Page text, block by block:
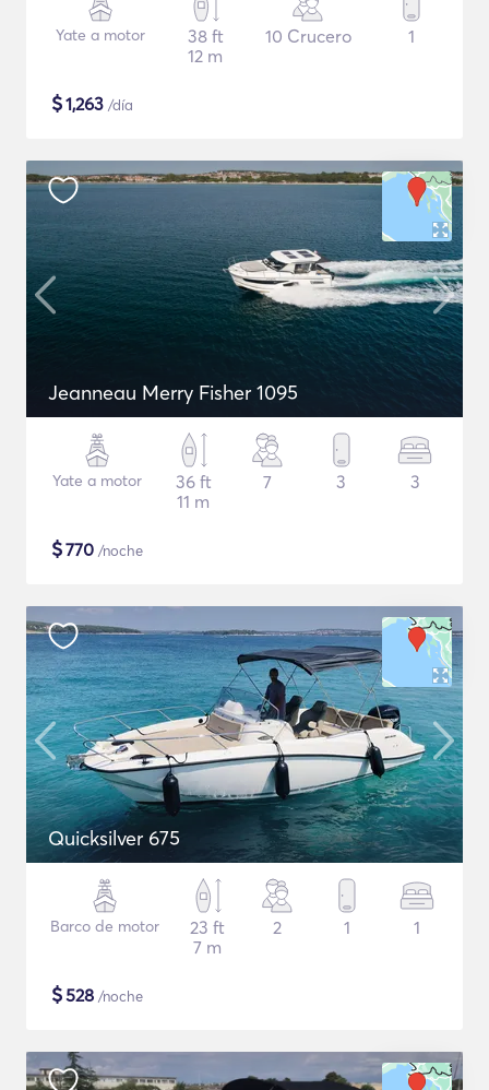
Yate a motor
38 ft
12 m
10 Crucero 1
$1,263 /día
Jeanneau Merry Fisher 1095
Yate a motor
36 ft
11 m
7 3 3
$770 /noche
Quicksilver 675
Barco de motor
23 ft
7 m
2 1 1
$528 /noche